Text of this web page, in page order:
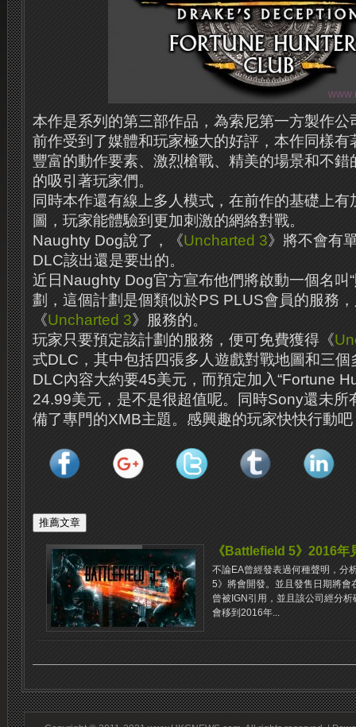
本作是系列的第三部作品，為索尼第一方製作公
前作受到了媒體和玩家極大的好評，本作同樣有
豐富的動作要素、激烈槍戰、精美的場景和不
的吸引著玩家們。
同時本作還有線上多人模式，在前作的基礎上
圖，玩家能體驗到更加刺激的網絡對戰。
Naughty Dog說了，《Uncharted 3》將不會有
DLC該出還是要出的。
近日 Naughty Dog官方宣布他們將啟動一個名叫
劃，這個計劃是個類似於PS PLUS會員的服務
《Uncharted 3》服務的。
玩家只要預定該計劃的服務，便可免費獲得《
式DLC，其中包括四張多人遊戲對戰地圖和三
DLC內容大約要45美元，而預定加入“Fortune
24.99美元，是不是很超值呢。同時Sony還未所
備了專門的XMB主題。感興趣的玩家快快行動吧
《Battlefield 5》2016年
不論EA曾經發表過何種聲明，分
5》將會開發。並且發售日期將
曾被IGN引用，並且該公司經分
會移到2016年...